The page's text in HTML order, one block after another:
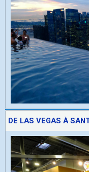
DE LAS VEGAS À